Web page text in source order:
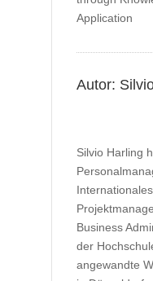
Autor:
Silvio Harling
Internationales
Business
der
angewandte